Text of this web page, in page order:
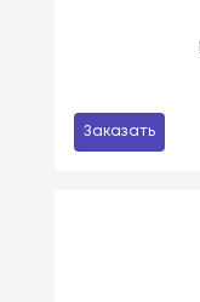
Заказать